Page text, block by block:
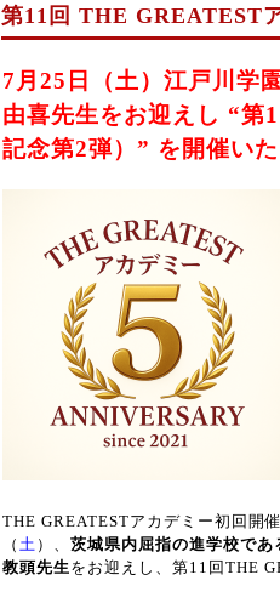
第11回 THE GREATEST
7月25日（土）江戸川学
由喜先生をお迎えし “
記念第2弾）” を開催いた
THE GREATESTアカデミー初回開
（ 土 ）、 茨城県内屈指の進学校で
教頭先生をお迎えし、第11回THE